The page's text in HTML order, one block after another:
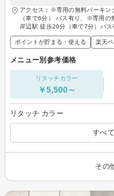
アクセス：※専用の無料パーキン
（車で6分） バス有り、※専用の
岸辺駅 徒歩20分（車で7分）バス
ポイントが貯まる・使える 楽天
メニュー別参考価格
リタッチカラー
￥5,500～
リタッチ カラー
すべ
その